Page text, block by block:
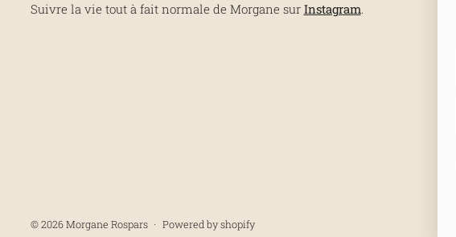
Suivre la vie tout à fait normale de Morgane sur Instagram.
© 2026Morgane Rospars · Powered by shopify